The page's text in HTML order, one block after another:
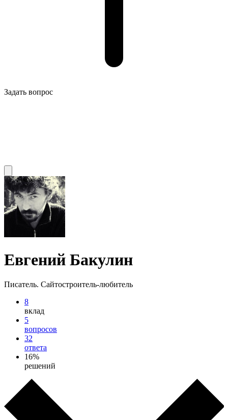
Задать вопрос
Евгений Бакулин
Писатель. Сайтостроитель-любитель
8
вклад
5
вопросов
32
ответа
16%
решений